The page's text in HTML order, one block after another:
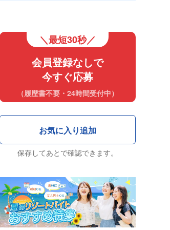
＼最短30秒／
会員登録なしで
今すぐ応募
（履歴書不要・24時間受付中）
保存してあとで確認できます。